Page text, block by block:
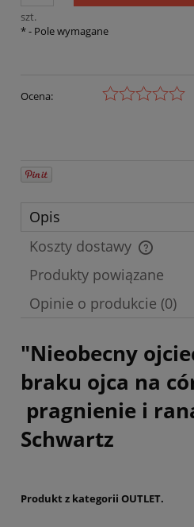
szt.
*- Pole wymagane
Ocena:
Opis
Koszty dostawy
Cena nie zawiera ewentualnych
Produkty powiązane
Opinie o produkcie (0)
"Nieobecny
braku ojca na
pragnienie i
Schwartz
Produkt z kategorii OUTLET.